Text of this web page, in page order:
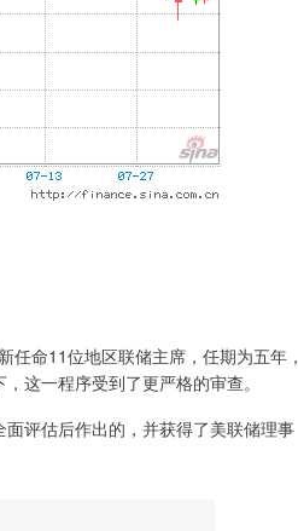
命11位地区联储主席，任期为五年，
这一程序受到了更严格的审查。
评估后作出的，并获得了美联储理事